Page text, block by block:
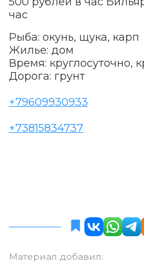
час
Рыба: окунь, щука, карп
Жилье: дом
Время: круглосуточно,
Дорога: грунт
+79609930933
+73815834737
Материал добавил: